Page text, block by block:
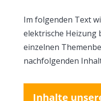
Im folgenden Text
elektrische Heizung
einzelnen
nachfolgenden
Inhalte